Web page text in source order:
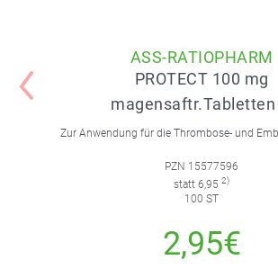
ASS-RATIOPHARM
PROTECT 100 mg
magensaftr.Tabletten
PZN 15577596
statt 6,95 2)
100 ST
2,95€